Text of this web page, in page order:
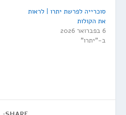
סוכרייה לפרשת יתרו | לראות
את הקולות
6 בפברואר 2026
ב-"יתרו"